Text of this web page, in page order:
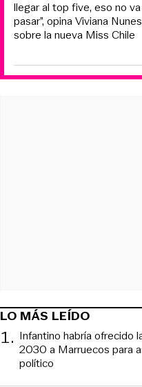
llegar al top five, eso no
pasar”, opina Viviana Nunes
sobre la nueva Miss Chile
LO MÁS LEÍDO
1. Infantino habría ofrecido
2030 a Marruecos para
político